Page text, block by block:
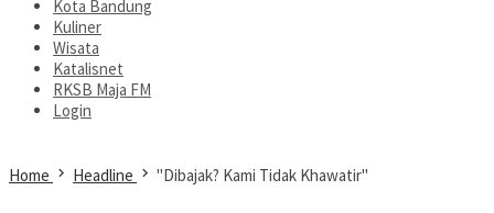
Kota Bandung
Kuliner
Wisata
Katalisnet
RKSB Maja FM
Login
Home Headline "Dibajak? Kami Tidak Khawatir"